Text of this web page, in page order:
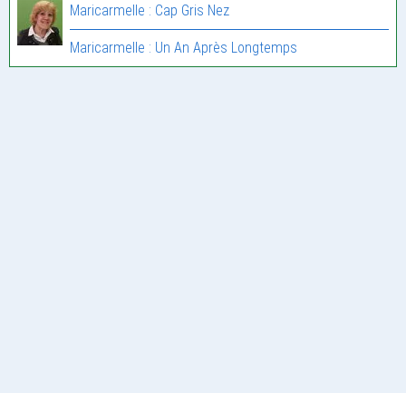
Maricarmelle : Cap Gris Nez
Maricarmelle : Un An Après Longtemps